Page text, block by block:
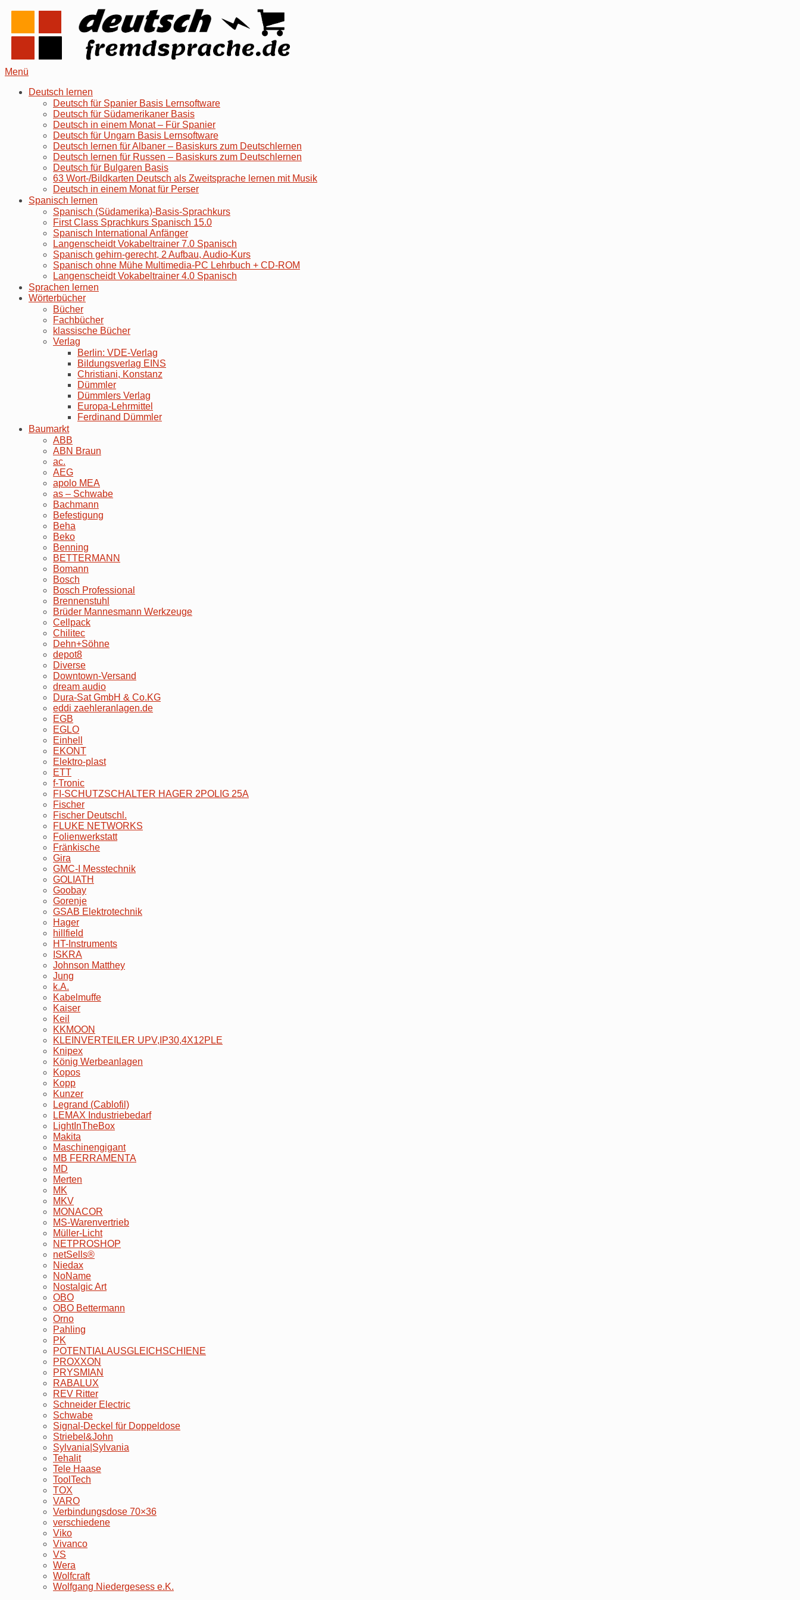
Skip
content
Home
Menü
Deutsch lernen
Deutsch für Spanier Basis Lernsoftware
Deutsch für Südamerikaner Basis
Deutsch in einem Monat – Für Spanier
Deutsch für Ungarn Basis Lernsoftware
Deutsch lernen für Albaner – Basiskurs zum Deutschlernen
Deutsch lernen für Russen – Basiskurs zum Deutschlernen
Deutsch für Bulgaren Basis
63 Wort-/Bildkarten Deutsch als Zweitsprache lernen mit Musik
Deutsch in einem Monat für Perser
Spanisch lernen
Spanisch (Südamerika)-Basis-Sprachkurs
First Class Sprachkurs Spanisch 15.0
Spanisch International Anfänger
Langenscheidt Vokabeltrainer 7.0 Spanisch
Spanisch gehirn-gerecht, 2 Aufbau, Audio-Kurs
Spanisch ohne Mühe Multimedia-PC Lehrbuch + CD-ROM
Langenscheidt Vokabeltrainer 4.0 Spanisch
Sprachen lernen
Wörterbücher
Bücher
Fachbücher
klassische Bücher
Verlag
Berlin: VDE-Verlag
Bildungsverlag EINS
Christiani, Konstanz
Dümmler
Dümmlers Verlag
Europa-Lehrmittel
Ferdinand Dümmler
Baumarkt
ABB
ABN Braun
ac.
AEG
apolo MEA
as – Schwabe
Bachmann
Befestigung
Beha
Beko
Benning
BETTERMANN
Bomann
Bosch
Bosch Professional
Brennenstuhl
Brüder Mannesmann Werkzeuge
Cellpack
Chilitec
Dehn+Söhne
depot8
Diverse
Downtown-Versand
dream audio
Dura-Sat GmbH & Co.KG
eddi zaehleranlagen.de
EGB
EGLO
Einhell
EKONT
Elektro-plast
ETT
f-Tronic
FI-SCHUTZSCHALTER HAGER 2POLIG 25A
Fischer
Fischer Deutschl.
FLUKE NETWORKS
Folienwerkstatt
Fränkische
Gira
GMC-I Messtechnik
GOLIATH
Goobay
Gorenje
GSAB Elektrotechnik
Hager
hillfield
HT-Instruments
ISKRA
Johnson Matthey
Jung
k.A.
Kabelmuffe
Kaiser
Keil
KKMOON
KLEINVERTEILER UPV,IP30,4X12PLE
Knipex
König Werbeanlagen
Kopos
Kopp
Kunzer
Legrand (Cablofil)
LEMAX Industriebedarf
LightInTheBox
Makita
Maschinengigant
MB FERRAMENTA
MD
Merten
MK
MKV
MONACOR
MS-Warenvertrieb
Müller-Licht
NETPROSHOP
netSells®
Niedax
NoName
Nostalgic Art
OBO
OBO Bettermann
Orno
Pahling
PK
POTENTIALAUSGLEICHSCHIENE
PROXXON
PRYSMIAN
RABALUX
REV Ritter
Schneider Electric
Schwabe
Signal-Deckel für Doppeldose
Striebel&John
Sylvania|Sylvania
Tehalit
Tele Haase
ToolTech
TOX
VARO
Verbindungsdose 70×36
verschiedene
Viko
Vivanco
VS
Wera
Wolfcraft
Wolfgang Niedergesess e.K.